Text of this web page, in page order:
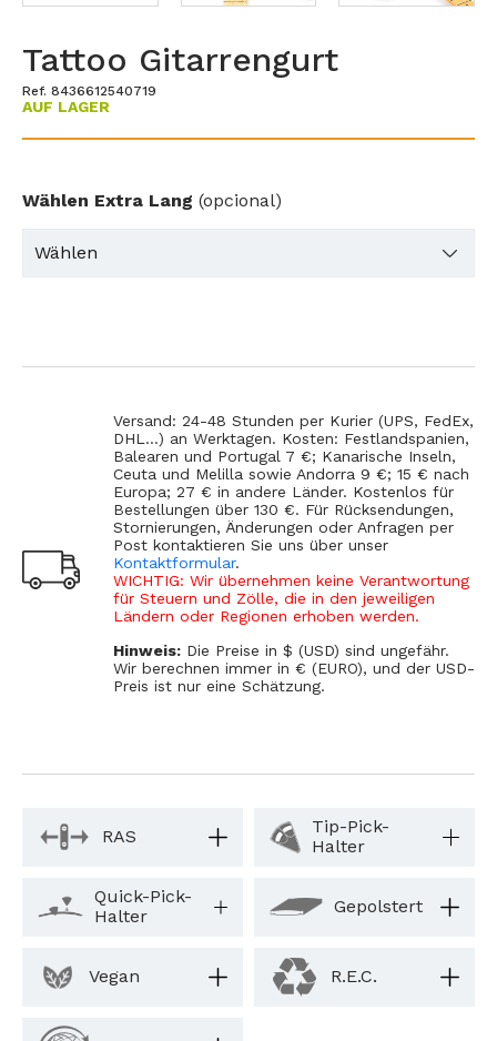
Tattoo Gitarrengurt
Ref. 8436612540719
AUF LAGER
Wählen Extra Lang (opcional)
Versand: 24-48 Stunden per Kurier (UPS, FedEx,
DHL...) an Werktagen. Kosten: Festlandspanien,
Balearen und Portugal 7 €; Kanarische Inseln,
Ceuta und Melilla sowie Andorra 9 €; 15 € nach
Europa; 27 € in andere Länder. Kostenlos für
Bestellungen über 130 €. Für Rücksendungen,
Stornierungen, Änderungen oder Anfragen per
Post kontaktieren Sie uns über unser
Kontaktformular.
WICHTIG: Wir übernehmen keine Verantwortung
für Steuern und Zölle, die in den jeweiligen
Ländern oder Regionen erhoben werden.
Hinweis: Die Preise in $ (USD) sind ungefähr.
Wir berechnen immer in € (EURO), und der USD-
Preis ist nur eine Schätzung.
RAS
Tip-Pick-
Halter
Quick-Pick-
Halter
Gepolstert
Vegan R.E.C.